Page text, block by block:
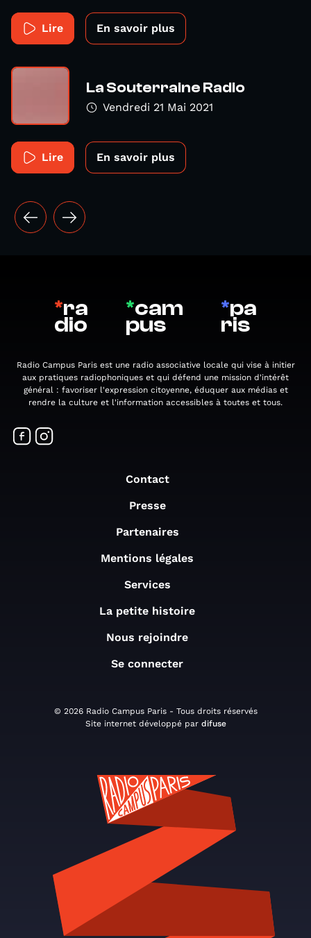
Lire En savoir plus
La Souterraine Radio
Vendredi 21 Mai 2021
Lire En savoir plus
*ra
dio
*cam
pus
*pa
ris
Radio Campus Paris est une radio associative locale qui vise à initier
aux pratiques radiophoniques et qui défend une mission d'intérêt
général : favoriser l'expression citoyenne, éduquer aux médias et
rendre la culture et l'information accessibles à toutes et tous.
Contact
Presse
Partenaires
Mentions légales
Services
La petite histoire
Nous rejoindre
Se connecter
© 2026 Radio Campus Paris - Tous droits réservés
Site internet développé par difuse